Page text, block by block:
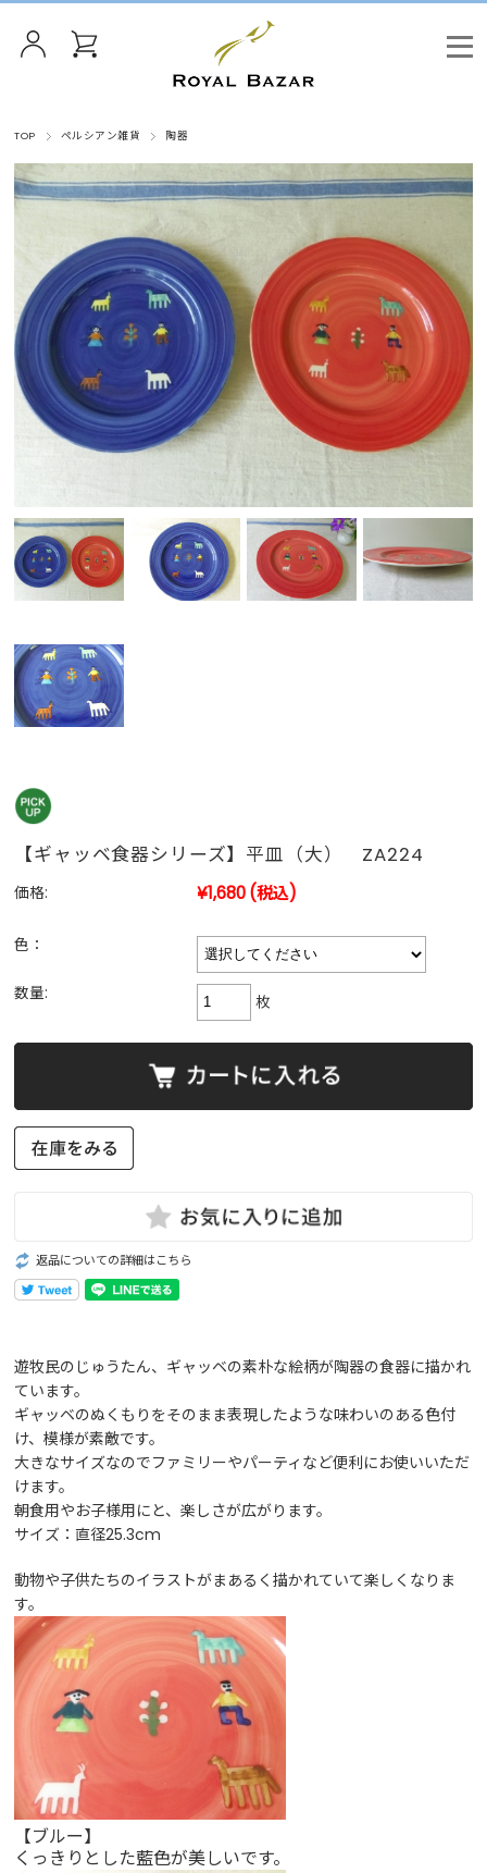
TOP ペルシアン雑貨 陶器
【ギャッベ食器シリーズ】平皿（大） ZA224
価格: ¥1,680(税込)
色：
数量: 枚
返品についての詳細はこちら
遊牧民のじゅうたん、ギャッベの素朴な絵柄が陶器の食器に描かれ
ています。
ギャッベのぬくもりをそのまま表現したような味わいのある色付
け、模様が素敵です。
大きなサイズなのでファミリーやパーティなど便利にお使いいただ
けます。
朝食用やお子様用にと、楽しさが広がります。
サイズ：直径25.3cm
動物や子供たちのイラストがまあるく描かれていて楽しくなりま
す。
【ブルー】
くっきりとした藍色が美しいです。